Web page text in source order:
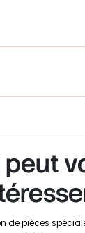
peut
de pièces